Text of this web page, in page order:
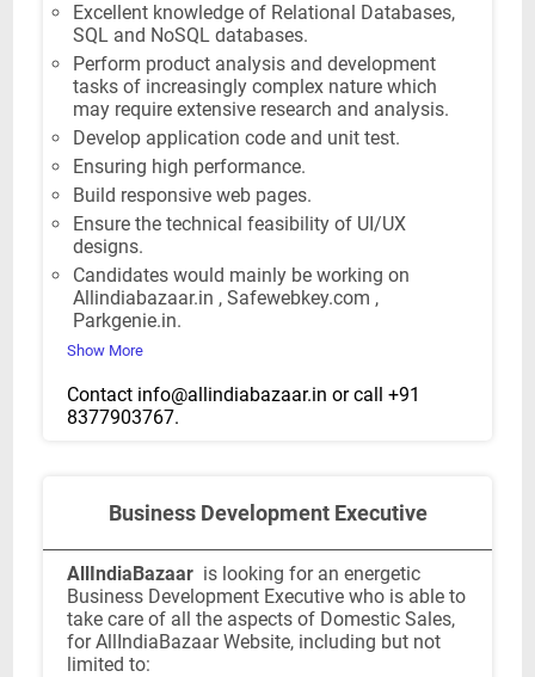
Excellent knowledge of Relational Databases,
SQL and NoSQL databases.
Perform product analysis and development
tasks of increasingly complex nature which
may require extensive research and analysis.
Develop application code and unit test.
Ensuring high performance.
Build responsive web pages.
Ensure the technical feasibility of UI/UX
designs.
Candidates would mainly be working on
Allindiabazaar.in , Safewebkey.com ,
Parkgenie.in.
Show More
Contact info@allindiabazaar.in or call +91
8377903767.
Business Development Executive
AllIndiaBazaar is looking for an energetic
Business Development Executive who is able to
take care of all the aspects of Domestic Sales,
for AllIndiaBazaar Website, including but not
limited to: